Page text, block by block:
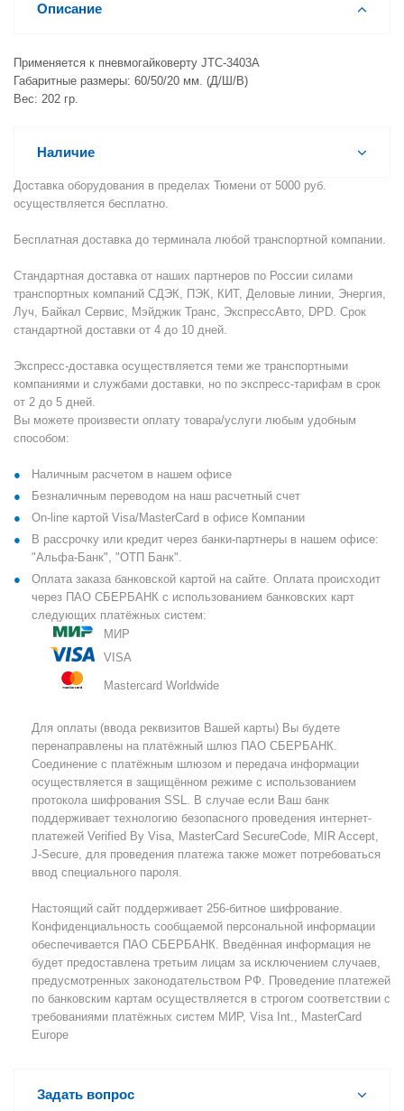
Описание
Применяется к пневмогайковерту JTC-3403A
Габаритные размеры: 60/50/20 мм. (Д/Ш/В)
Вес: 202 гр.
Наличие
Доставка оборудования в пределах Тюмени от 5000 руб.
осуществляется бесплатно.
Бесплатная доставка до терминала любой транспортной компании.
Стандартная доставка от наших партнеров по России силами
транспортных компаний СДЭК, ПЭК, КИТ, Деловые линии, Энергия,
Луч, Байкал Сервис, Мэйджик Транс, ЭкспрессАвто, DPD. Срок
стандартной доставки от 4 до 10 дней.
Экспресс-доставка осуществляется теми же транспортными
компаниями и службами доставки, но по экспресс-тарифам в срок
от 2 до 5 дней.
Вы можете произвести оплату товара/услуги любым удобным
способом:
Наличным расчетом в нашем офисе
Безналичным переводом на наш расчетный счет
On-line картой Visa/MasterCard в офисе Компании
В рассрочку или кредит через банки-партнеры в нашем офисе:
"Альфа-Банк", "ОТП Банк".
Оплата заказа банковской картой на сайте. Оплата происходит
через ПАО СБЕРБАНК с использованием банковских карт
следующих платёжных систем:
МИР
VISA
Mastercard Worldwide
Для оплаты (ввода реквизитов Вашей карты) Вы будете
перенаправлены на платёжный шлюз ПАО СБЕРБАНК.
Соединение с платёжным шлюзом и передача информации
осуществляется в защищённом режиме с использованием
протокола шифрования SSL. В случае если Ваш банк
поддерживает технологию безопасного проведения интернет-
платежей Verified By Visa, MasterCard SecureCode, MIR Accept,
J-Secure, для проведения платежа также может потребоваться
ввод специального пароля.
Настоящий сайт поддерживает 256-битное шифрование.
Конфиденциальность сообщаемой персональной информации
обеспечивается ПАО СБЕРБАНК. Введённая информация не
будет предоставлена третьим лицам за исключением случаев,
предусмотренных законодательством РФ. Проведение платежей
по банковским картам осуществляется в строгом соответствии с
требованиями платёжных систем МИР, Visa Int., MasterCard
Europe
Задать вопрос